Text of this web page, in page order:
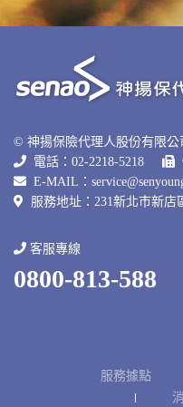
© 神揚保險代理人股份有限公
電話：02-2218-5218
E-MAIL：
服務地址：231新北巿新店
客服專線
0800-813-588
服務據點